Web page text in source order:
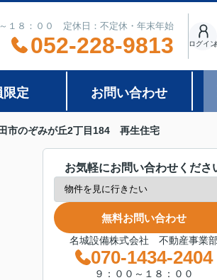
１８：００ 定休日：不定休・年末年始
052-228-9813 ログイン
限定 お問い合わせ
市のぞみが丘2丁目184 再生住宅
お気軽にお問い合わせくださ
無料お問い合わせ
名城設備株式会社 不動産事業
070-1434-2404
９：００～１８：００